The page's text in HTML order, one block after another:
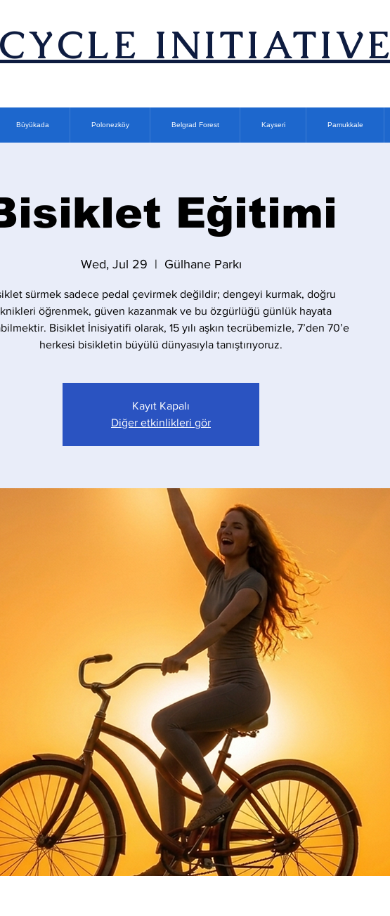
INITIATIVE
Büyükada Polonezköy Belgrad Forest Kayseri Pamukkale
Eğitimi
Wed, Jul 29
  |
Gülhane Parkı
sürmek sadece pedal çevirmek değildir; dengeyi kurmak, doğru
öğrenmek, güven kazanmak ve bu özgürlüğü günlük hayata
Bisiklet İnisiyatifi olarak, 15 yılı aşkın tecrübemizle, 7’den 70’e
herkesi bisikletin büyülü dünyasıyla tanıştırıyoruz.
Kayıt Kapalı
Diğer etkinlikleri gör